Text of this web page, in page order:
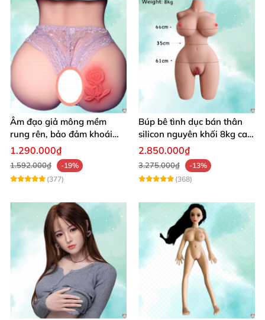
Âm đạo giả mông mềm
rung rên, bảo đảm khoái
cảm vượt trội
1.290.000₫
1.592.000₫
-19%
(377)
Búp bê tình dục bán thân
silicon nguyên khối 8kg cao
cấp mô phỏng người thật
2.850.000₫
3.275.000₫
-13%
(368)